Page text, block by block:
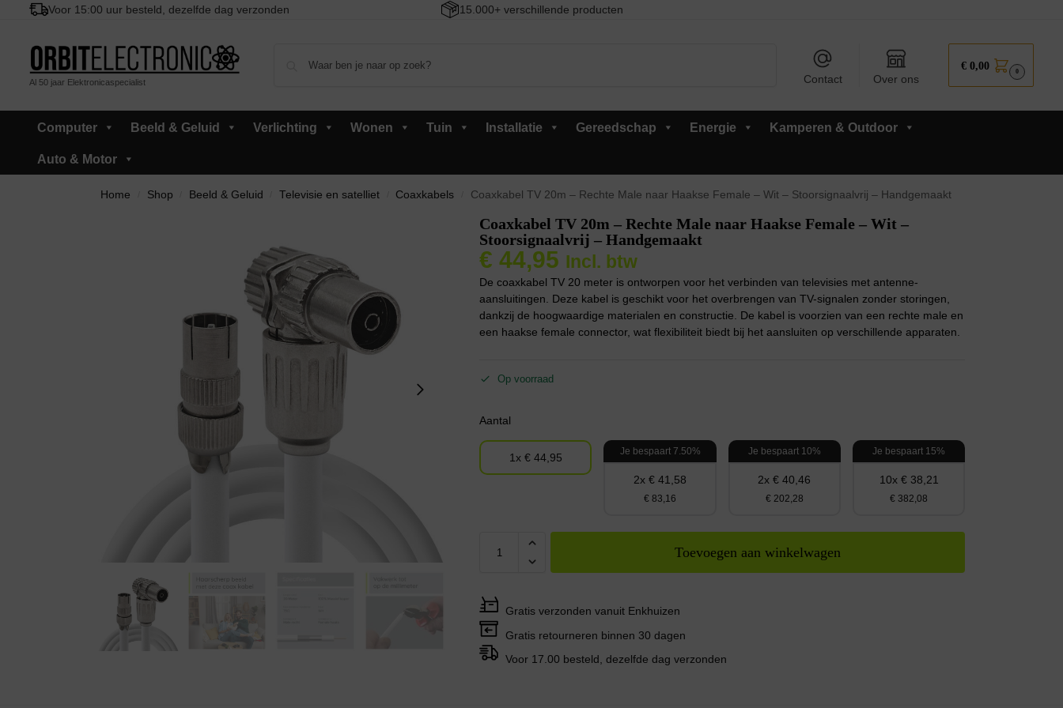
Voor 15:00 uur besteld, dezelfde dag verzonden 15.000+ verschillende producten
Al 50 jaar Elektronicaspecialist Contact Over ons
€ 0,00 0
Computer Beeld & Geluid Verlichting Wonen Tuin Installatie Gereedschap Energie Kamperen & Outdoor
Auto & Motor
Home Shop Beeld & Geluid Televisie en satelliet Coaxkabels Coaxkabel TV 20m – Rechte Male naar Haakse Female – Wit – Stoorsignaalvrij – Handgemaakt
Coaxkabel TV 20m – Rechte Male naar Haakse Female – Wit –
Stoorsignaalvrij – Handgemaakt
€ 44,95 Incl. btw
De coaxkabel TV 20 meter is ontworpen voor het verbinden van televisies met antenne-
aansluitingen. Deze kabel is geschikt voor het overbrengen van TV-signalen zonder storingen,
dankzij de hoogwaardige materialen en constructie. De kabel is voorzien van een rechte male en
een haakse female connector, wat flexibiliteit biedt bij het aansluiten op verschillende apparaten.
Op voorraad
Aantal
1x € 44,95 Je bespaart 7.50%
2x € 41,58
€ 83,16
Je bespaart 10%
2x € 40,46
€ 202,28
Je bespaart 15%
10x € 38,21
€ 382,08
Toevoegen aan winkelwagen
Gratis verzonden vanuit Enkhuizen
Gratis retourneren binnen 30 dagen
Voor 17.00 besteld, dezelfde dag verzonden